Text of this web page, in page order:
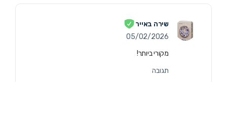
שירה באייר
05/02/2026
מקורי ביותר!
תגובה